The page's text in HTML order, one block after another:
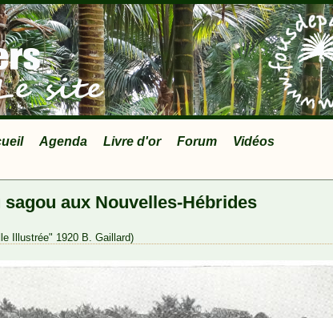
Agenda Livre d'or Forum Vidéos
aux Nouvelles-Hébrides
Illustrée" 1920 B. Gaillard)